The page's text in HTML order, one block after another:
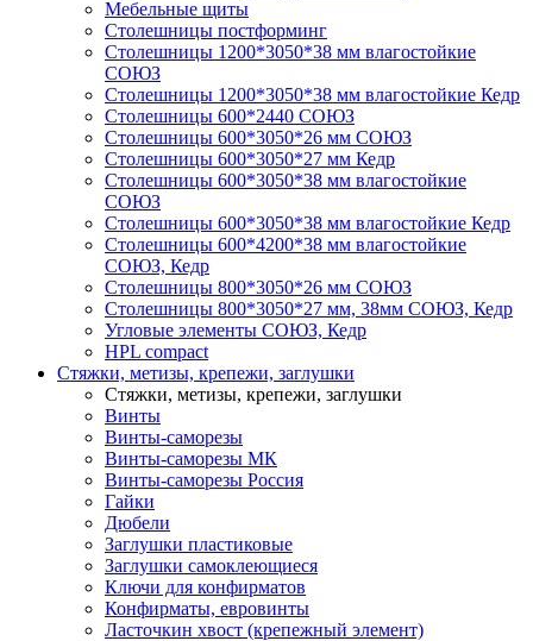
Мебельные щиты
Столешницы постформинг
Столешницы 1200*3050*38 мм влагостойкие
СОЮЗ
Столешницы 1200*3050*38 мм влагостойкие Кедр
Столешницы 600*2440 СОЮЗ
Столешницы 600*3050*26 мм СОЮЗ
Столешницы 600*3050*27 мм Кедр
Столешницы 600*3050*38 мм влагостойкие
СОЮЗ
Столешницы 600*3050*38 мм влагостойкие Кедр
Столешницы 600*4200*38 мм влагостойкие
СОЮЗ, Кедр
Столешницы 800*3050*26 мм СОЮЗ
Столешницы 800*3050*27 мм, 38мм СОЮЗ, Кедр
Угловые элементы СОЮЗ, Кедр
HPL compact
Стяжки, метизы, крепежи, заглушки
Стяжки, метизы, крепежи, заглушки
Винты
Винты-саморезы
Винты-саморезы МК
Винты-саморезы Россия
Гайки
Дюбели
Заглушки пластиковые
Заглушки самоклеющиеся
Ключи для конфирматов
Конфирматы, евровинты
Ласточкин хвост (крепежный элемент)